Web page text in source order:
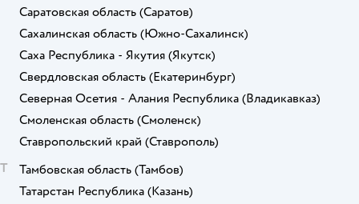
Саратовская область (Саратов)
Сахалинская область (Южно-Сахалинск)
Саха Республика - Якутия (Якутск)
Свердловская область (Екатеринбург)
Северная Осетия - Алания Республика (Владикавказ)
Смоленская область (Смоленск)
Ставропольский край (Ставрополь)
Т
Тамбовская область (Тамбов)
Татарстан Республика (Казань)